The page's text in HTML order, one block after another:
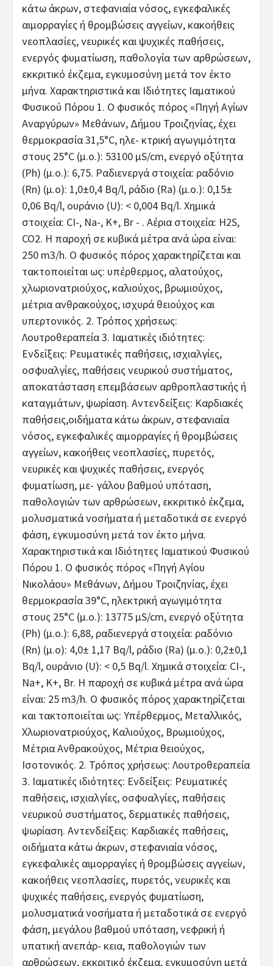
κάτω άκρων, στεφανιαία νόσος, εγκεφαλικές
αιμορραγίες ή θρομβώσεις αγγείων, κακοήθεις
νεοπλασίες, νευρικές και ψυχικές παθήσεις,
ενεργός φυματίωση, παθολογία των αρθρώσεων,
εκκριτικό έκζεμα, εγκυμοσύνη μετά τον έκτο
μήνα. Χαρακτηριστικά και Ιδιότητες Ιαματικού
Φυσικού Πόρου 1. Ο φυσικός πόρος «Πηγή Αγίων
Αναργύρων» Μεθάνων, Δήμου Τροιζηνίας, έχει
θερμοκρασία 31,5°C, ηλε- κτρική αγωγιμότητα
στους 25°C (μ.ο.): 53100 μS/cm, ενεργό οξύτητα
(Ph) (μ.ο.): 6,75. Ραδιενεργά στοιχεία: ραδόνιο
(Rn) (μ.ο): 1,0±0,4 Bq/l, ράδιο (Ra) (μ.ο.): 0,15±
0,06 Bq/l, ουράνιο (U): < 0,004 Bq/l. Χημικά
στοιχεία: CI-, Na-, K+, Br - . Αέρια στοιχεία: H2S,
CO2. Η παροχή σε κυβικά μέτρα ανά ώρα είναι:
250 m3/h. Ο φυσικός πόρος χαρακτηρίζεται και
τακτοποιείται ως: υπέρθερμος, αλατούχος,
χλωριονατριούχος, καλιούχος, βρωμιούχος,
μέτρια ανθρακούχος, ισχυρά θειούχος και
υπερτονικός. 2. Τρόπος χρήσεως:
Λουτροθεραπεία 3. Ιαματικές ιδιότητες:
Ενδείξεις: Ρευματικές παθήσεις, ισχιαλγίες,
οσφυαλγίες, παθήσεις νευρικού συστήματος,
αποκατάσταση επεμβάσεων αρθροπλαστικής ή
καταγμάτων, ψωρίαση. Αντενδείξεις: Καρδιακές
παθήσεις,οιδήματα κάτω άκρων, στεφανιαία
νόσος, εγκεφαλικές αιμορραγίες ή θρομβώσεις
αγγείων, κακοήθεις νεοπλασίες, πυρετός,
νευρικές και ψυχικές παθήσεις, ενεργός
φυματίωση, με- γάλου βαθμού υπόταση,
παθολογιών των αρθρώσεων, εκκριτικό έκζεμα,
μολυσματικά νοσήματα ή μεταδοτικά σε ενεργό
φάση, εγκυμοσύνη μετά τον έκτο μήνα.
Χαρακτηριστικά και Ιδιότητες Ιαματικού Φυσικού
Πόρου 1. Ο φυσικός πόρος «Πηγή Αγίου
Νικολάου» Μεθάνων, Δήμου Τροιζηνίας, έχει
θερμοκρασία 39°C, ηλεκτρική αγωγιμότητα
στους 25°C (μ.ο.): 13775 μS/cm, ενεργό οξύτητα
(Ph) (μ.ο.): 6,88, ραδιενεργά στοιχεία: ραδόνιο
(Rn) (μ.ο): 4,0± 1,17 Bq/l, ράδιο (Ra) (μ.ο.): 0,2±0,1
Bq/l, ουράνιο (U): < 0,5 Bq/l. Χημικά στοιχεία: CI-,
Na+, K+, Br. Η παροχή σε κυβικά μέτρα ανά ώρα
είναι: 25 m3/h. Ο φυσικός πόρος χαρακτηρίζεται
και τακτοποιείται ως: Υπέρθερμος, Μεταλλικός,
Χλωριονατριούχος, Καλιούχος, Βρωμιούχος,
Μέτρια Ανθρακούχος, Μέτρια θειούχος,
Ισοτονικός. 2. Τρόπος χρήσεως: Λουτροθεραπεία
3. Ιαματικές ιδιότητες: Ενδείξεις: Ρευματικές
παθήσεις, ισχιαλγίες, οσφυαλγίες, παθήσεις
νευρικού συστήματος, δερματικές παθήσεις,
ψωρίαση. Αντενδείξεις: Καρδιακές παθήσεις,
οιδήματα κάτω άκρων, στεφανιαία νόσος,
εγκεφαλικές αιμορραγίες ή θρομβώσεις αγγείων,
κακοήθεις νεοπλασίες, πυρετός, νευρικές και
ψυχικές παθήσεις, ενεργός φυματίωση,
μολυσματικά νοσήματα ή μεταδοτικά σε ενεργό
φάση, μεγάλου βαθμού υπόταση, νεφρική ή
υπατική ανεπάρ- κεια, παθολογιών των
αρθρώσεων, εκκριτικό έκζεμα, εγκυμοσύνη μετά